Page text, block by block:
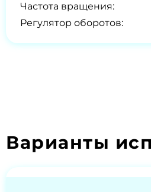
Частота вращения:
Регулятор оборотов:
Варианты